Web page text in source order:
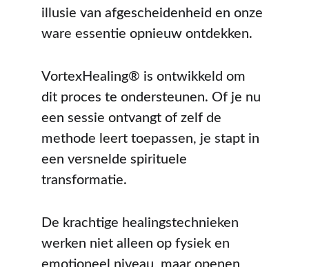
illusie van afgescheidenheid en onze
ware essentie opnieuw ontdekken.
VortexHealing® is ontwikkeld om
dit proces te ondersteunen. Of je nu
een sessie ontvangt of zelf de
methode leert toepassen, je stapt in
een versnelde spirituele
transformatie.
De krachtige healingstechnieken
werken niet alleen op fysiek en
emotioneel niveau, maar openen